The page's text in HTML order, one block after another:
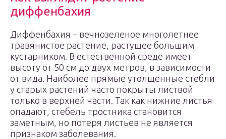
диффенбахия
Диффенбахия – вечнозеленое многолетнее
травянистое растение, растущее большим
кустарником. В естественной среде имеет
высоту от 50 см до двух метров, в зависимости
от вида. Наиболее прямые утолщенные стебли
у старых растений часто покрыты листвой
только в верхней части. Так как нижние листья
опадают, стебель тростника становится
заметным, но потеря листьев не является
признаком заболевания.